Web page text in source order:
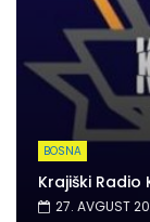
BOSNA
Krajiški Radio
27. AVGUST